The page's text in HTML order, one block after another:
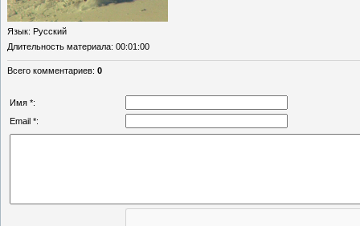
Язык: Русский
Длительность материала: 00:01:00
Всего комментариев: 0
Имя *:
Email *: